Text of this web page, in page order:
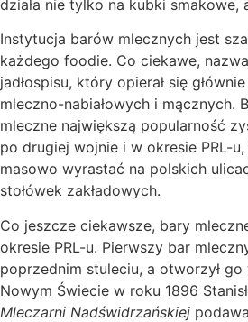
działa nie tylko na kubki smakowe,
Instytucja barów mlecznych jest
każdego foodie. Co ciekawe,
jadłospisu, który opierał się
mleczno-nabiałowych i mącznych.
mleczne największą popularność
po drugiej wojnie i w okresie PRL-
masowo wyrastać na polskich
stołówek zakładowych.
Co jeszcze ciekawsze, bary
okresie PRL-u. Pierwszy bar
poprzednim stuleciu, a otworzył
Nowym Świecie w roku 1896
Mleczarni Nadświdrzańskiej